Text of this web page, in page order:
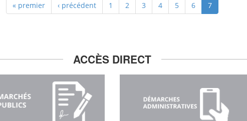
« premier ‹ précédent 1 2 3 4 5 6 7
ACCÈS DIRECT